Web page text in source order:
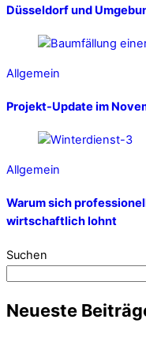
Düsseldorf und
Allgemein
Projekt-Update im
Allgemein
Warum sich
wirtschaftlich lohnt
Suchen
Neueste